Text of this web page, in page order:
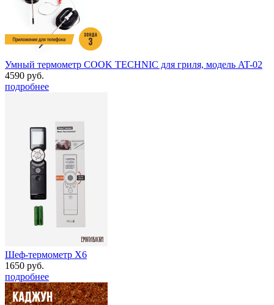
Умный термометр COOK TECHNIC для гриля, модель AT-02
4590 руб.
подробнее
Шеф-термометр Х6
1650 руб.
подробнее